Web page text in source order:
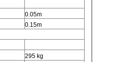
0.05m
0.15m
295 kg